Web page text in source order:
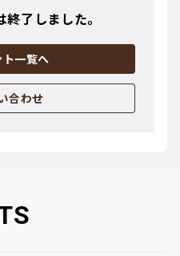
了しました。
一覧へ
合わせ